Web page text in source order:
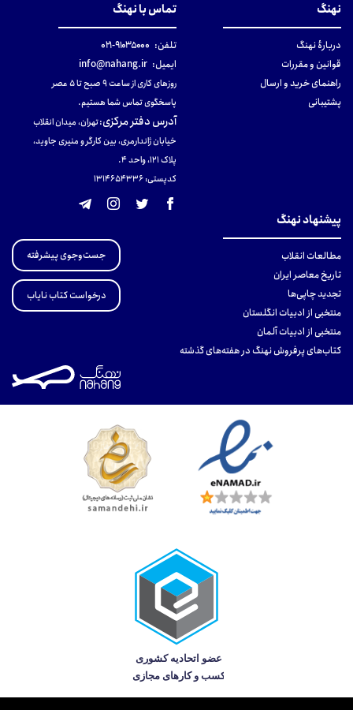
نهنگ
دربارهٔ نهنگ
قوانین و مقررات
راهنمای خرید و ارسال
پشتیبانی
تماس با نهنگ
تلفن: ۹۱۰۳۵۰۰۰-۰۲۱
ایمیل: info@nahang.ir
روزهای کاری از ساعت ۹ صبح تا ۵ عصر
پاسخگوی تماس شما هستیم.
آدرس دفتر مرکزی:تهران، میدان انقلاب
خیابان ژاندارمری، بین کارگر و منیری جاوید،
پلاک 121، واحد ۴.
کدپستی: 131465433۶
پیشنهاد نهنگ
مطالعات انقلاب
تاریخ معاصر ایران
تجدید چاپی‌ها
منتخبی از ادبیات انگلستان
منتخبی از ادبیات آلمان
کتاب‌های پرفروش نهنگ در هفته‌های گذشته
جست‌وجوی پیشرفته
درخواست کتاب نایاب